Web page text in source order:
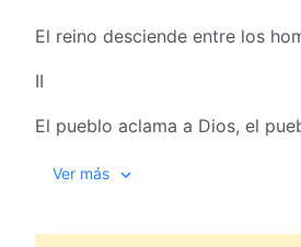
El reino desciende entre los
II
El pueblo aclama a Dios, el
todas las bocas nombran al
Ver más